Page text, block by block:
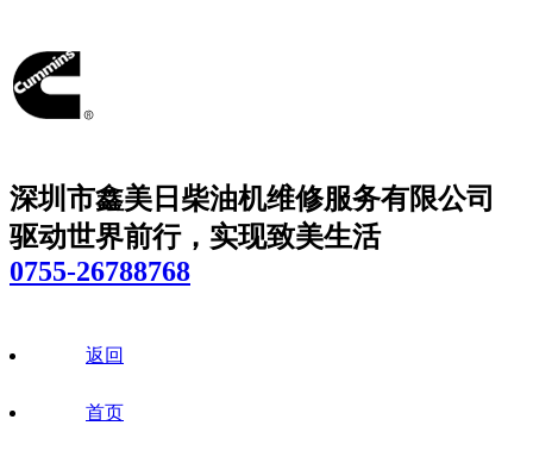
深圳市鑫美日柴油机维修服务有限公司
驱动世界前行，实现致美生活
0755-26788768
返回
首页